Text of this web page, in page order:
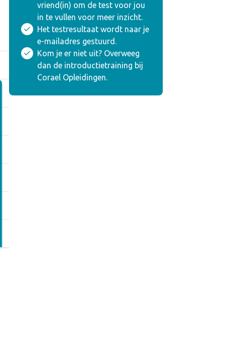
vriend(in) om de test voor jou
in te vullen voor meer inzicht.
Het testresultaat wordt naar je
e-mailadres gestuurd.
Kom je er niet uit? Overweeg
dan de introductietraining bij
Corael Opleidingen.